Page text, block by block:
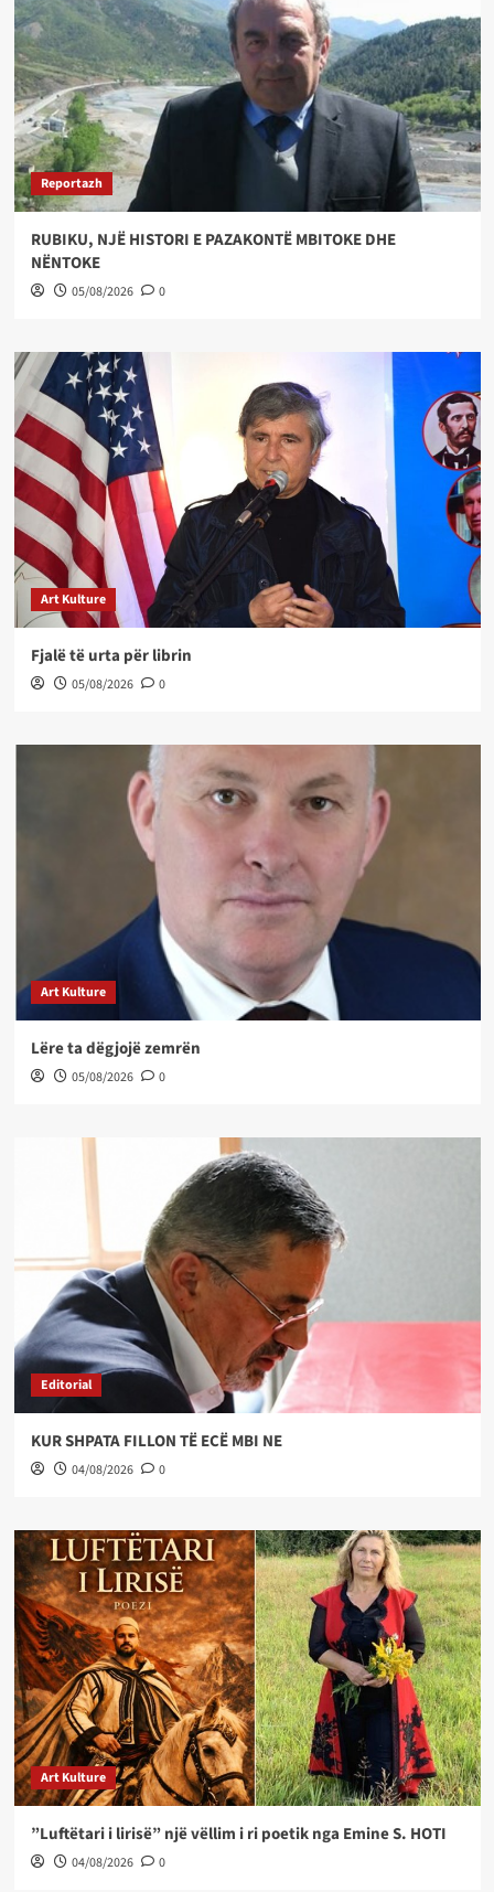
Reportazh
RUBIKU, NJË HISTORI E PAZAKONTË MBITOKE DHE
NËNTOKE
05/08/2026 0
Art Kulture
Fjalë të urta për librin
05/08/2026 0
Art Kulture
Lëre ta dëgjojë zemrën
05/08/2026 0
Editorial
KUR SHPATA FILLON TË ECË MBI NE
04/08/2026 0
Art Kulture
”Luftëtari i lirisë” një vëllim i ri poetik nga Emine S. HOTI
04/08/2026 0